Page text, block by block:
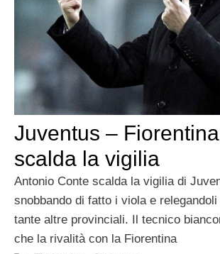
Juventus –
scalda la vigilia
Antonio Conte scalda la vigilia di
snobbando di fatto i viola e
tante altre provinciali. Il tecnico
che la rivalità con la Fiorentina